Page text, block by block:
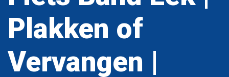
Plakken of
Vervangen |